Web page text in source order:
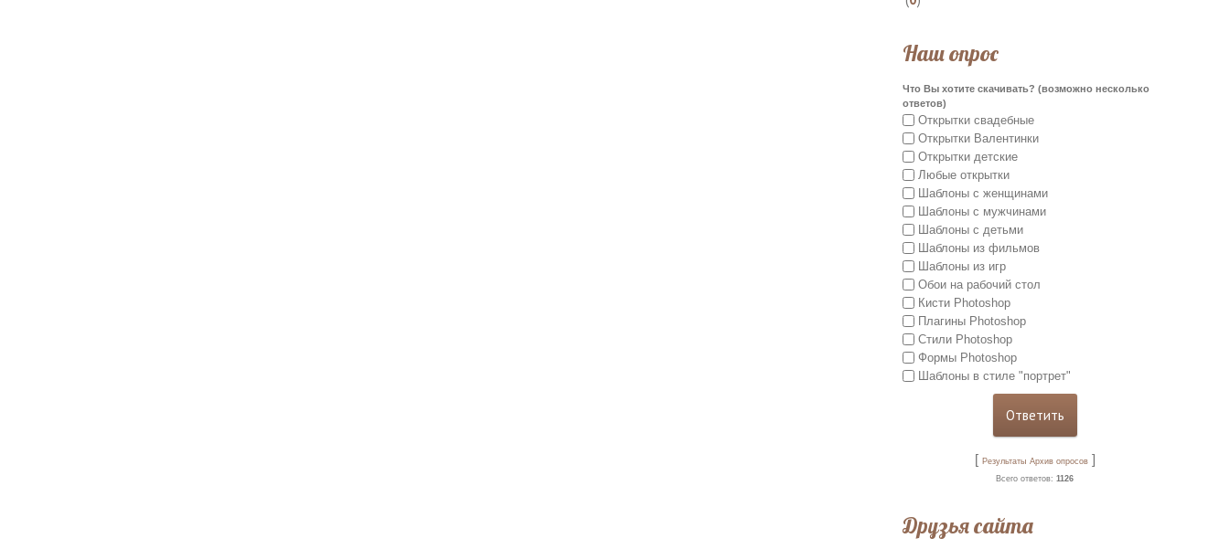
Наш опрос
Что Вы хотите скачивать? (возможно несколько
ответов)
Открытки свадебные
Открытки Валентинки
Открытки детские
Любые открытки
Шаблоны с женщинами
Шаблоны с мужчинами
Шаблоны с детьми
Шаблоны из фильмов
Шаблоны из игр
Обои на рабочий стол
Кисти Photoshop
Плагины Photoshop
Стили Photoshop
Формы Photoshop
Шаблоны в стиле "портрет"
[ Результаты Архив опросов]
Всего ответов:1126
Друзья сайта